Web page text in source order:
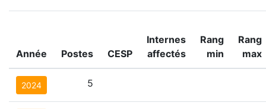
Année Postes CESP
Internes
affectés
Rang
min
Rang
max
2024 5